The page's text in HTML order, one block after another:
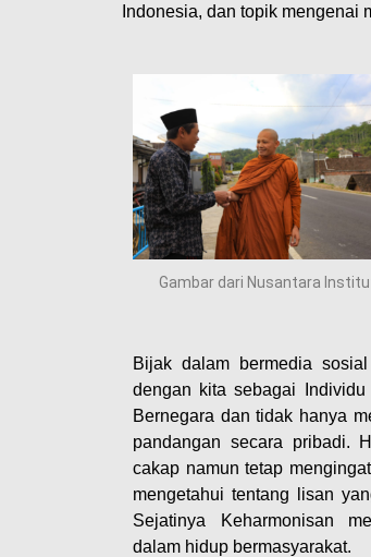
Indonesia, dan topik mengenai
Gambar dari Nusantara
Bijak dalam bermedia
dengan kita sebagai
Bernegara dan tidak hanya
pandangan secara pribadi.
cakap namun tetap
mengetahui tentang lisan
Sejatinya Keharmonisan
dalam hidup bermasyarakat.